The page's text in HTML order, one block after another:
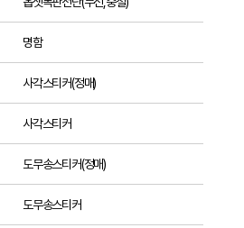
명함
사각스티커(정매)
사각스티커
도무송스티커(정매)
도무송스티커